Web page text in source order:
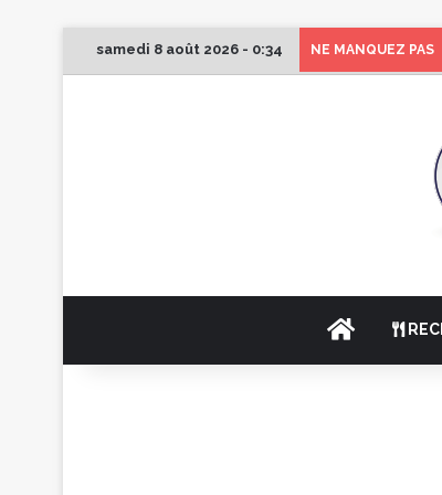
samedi 8 août 2026 - 0:34 NE MANQUEZ PAS
ACCUEIL